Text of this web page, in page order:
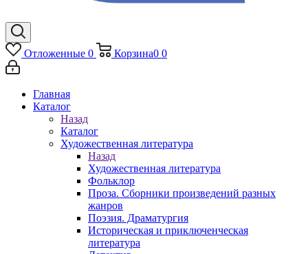
Отложенные 0 Корзина0 0
Главная
Каталог
Назад
Каталог
Художественная литература
Назад
Художественная литература
Фольклор
Проза. Сборники произведений разных
жанров
Поэзия. Драматургия
Историческая и приключенческая
литература